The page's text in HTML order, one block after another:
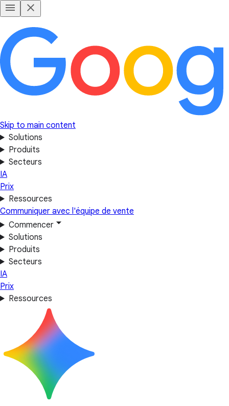
Skip to main content
Solutions
Produits
Secteurs
IA
Prix
Ressources
Communiquer avec l'équipe de vente
Commencer
Solutions
Produits
Secteurs
IA
Prix
Ressources